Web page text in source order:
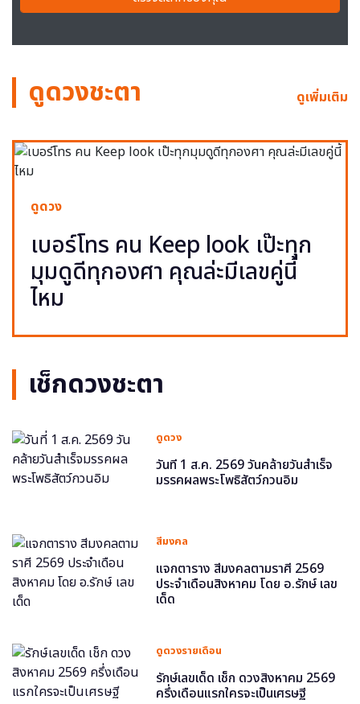
ดูดวงชะตา ดูเพิ่มเติม
ดูดวง
เบอร์โทร คน Keep look เป๊ะทุก
มุมดูดีทุกองศา คุณล่ะมีเลขคู่นี้
ไหม
เช็กดวงชะตา
ดูดวง
วันที่ 1 ส.ค. 2569 วันคล้ายวันสำเร็จ
มรรคผลพระโพธิสัตว์กวนอิม
สีมงคล
แจกตาราง สีมงคลตามราศี 2569
ประจำเดือนสิงหาคม โดย อ.รักษ์ เลข
เด็ด
ดูดวงรายเดือน
รักษ์เลขเด็ด เช็ก ดวงสิงหาคม 2569
ครึ่งเดือนแรกใครจะเป็นเศรษฐี